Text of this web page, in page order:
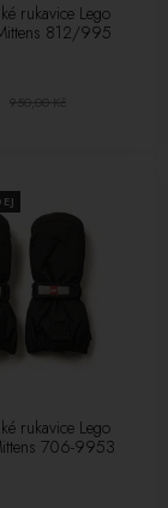
rukavice Lego
812/995
950,00Kč
rukavice Lego
706-9953